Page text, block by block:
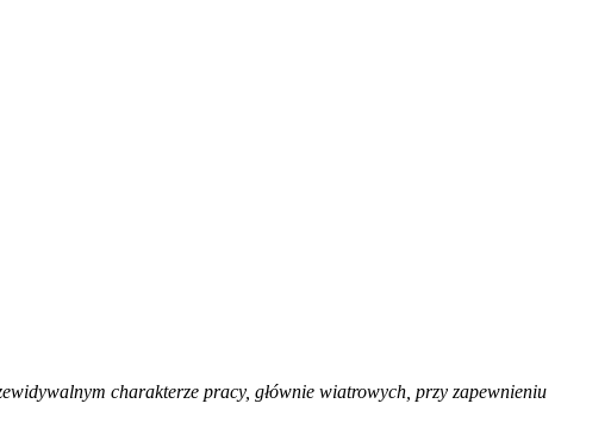
charakterze pracy, głównie wiatrowych, przy zapewnieniu